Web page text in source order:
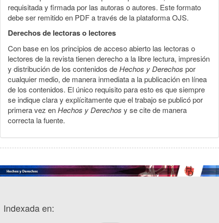
requisitada y firmada por las autoras o autores. Este formato
debe ser remitido en PDF a través de la plataforma OJS.
Derechos de lectoras o lectores
Con base en los principios de acceso abierto las lectoras o
lectores de la revista tienen derecho a la libre lectura, impresión
y distribución de los contenidos deHechos y Derechos por
cualquier medio, de manera inmediata a la publicación en línea
de los contenidos. El único requisito para esto es que siempre
se indique clara y explícitamente que el trabajo se publicó por
primera vez enHechos y Derechos y se cite de manera
correcta la fuente.
Indexada en: